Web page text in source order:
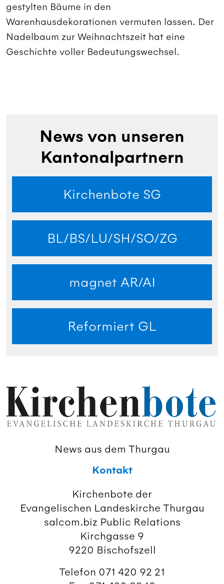
gestylten Bäume in den
Warenhausdekorationen vermuten lassen. Der
Nadelbaum zur Weihnachtszeit hat eine
Geschichte voller Bedeutungswechsel.
News von unseren
Kantonalpartnern
Kirchenbote SG
BL/BS/LU/SH/SO/ZG
magnet AR/AI
Reformiert GL
News aus dem Thurgau
Kontakt
Kirchenbote der
Evangelischen Landeskirche Thurgau
salcom.biz Public Relations
Kirchgasse 9
9220 Bischofszell
Telefon 071 420 92 21